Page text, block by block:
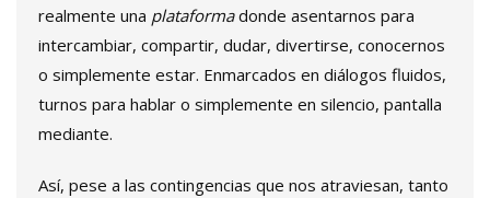
realmente una plataformadonde asentarnos para
intercambiar, compartir, dudar, divertirse, conocernos
o simplemente estar. Enmarcados en diálogos fluidos,
turnos para hablar o simplemente en silencio, pantalla
mediante.
Así, pese a las contingencias que nos atraviesan, tanto